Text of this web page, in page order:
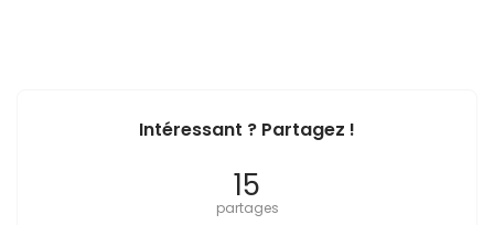
Intéressant ? Partagez !
15
partages